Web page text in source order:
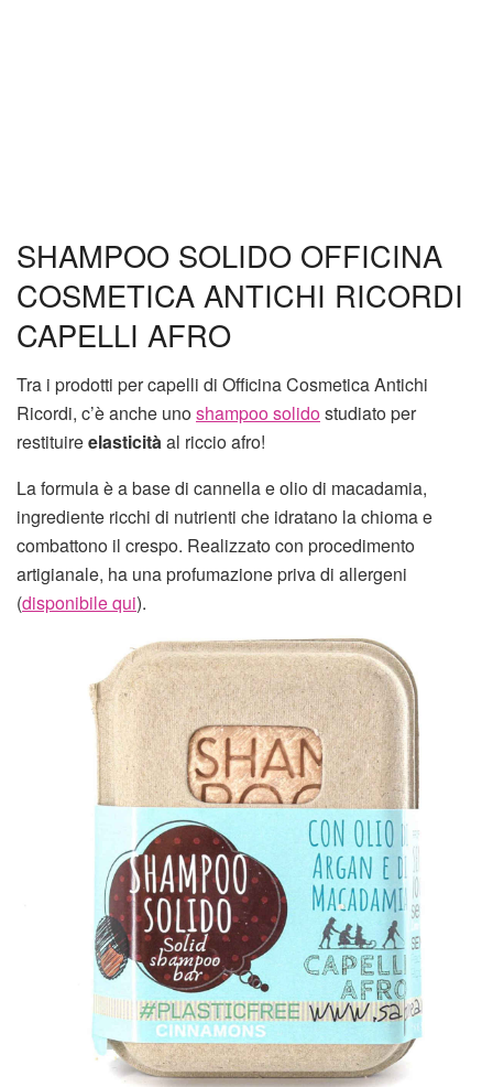
SHAMPOO SOLIDO OFFICINA
COSMETICA ANTICHI RICORDI
CAPELLI AFRO
Tra i prodotti per capelli di Officina Cosmetica Antichi
Ricordi, c’è anche unoshampoo solidostudiato per
restituireelasticità al riccio afro!
La formula è a base di cannella e olio di macadamia,
ingrediente ricchi di nutrienti che idratano la chioma e
combattono il crespo. Realizzato con procedimento
artigianale, ha una profumazione priva di allergeni
(disponibile qui).